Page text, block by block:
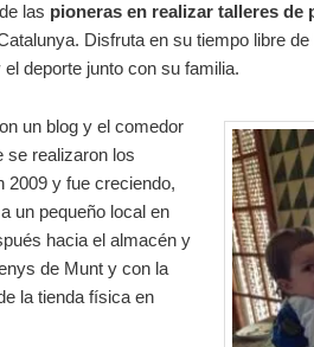
las pioneras en realizar talleres de
Disfruta en su tiempo libre
deporte junto con su familia.
un blog y el comedor
se realizaron los
2009 y fue creciendo,
un pequeño local en
hacia el almacén y
de Munt y con la
la tienda física en